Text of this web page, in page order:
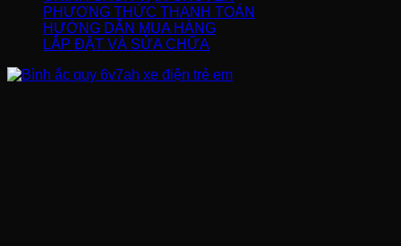
PHƯƠNG THỨC THANH TOÁN
HƯỚNG DẪN MUA HÀNG
LẮP ĐẶT VÀ SỬA CHỮA